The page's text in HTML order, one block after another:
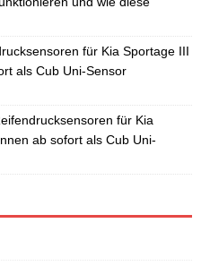
für Kia Sportage III
als Cub Uni-Sensor
für Kia
ab sofort als Cub Uni-